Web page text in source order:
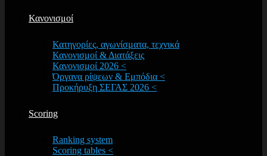
Κανονισμοί
Κατηγορίες, αγωνίσματα, τεχνικά
Κανονισμοί & Διατάξεις
Κανονισμοί 2026 <
Όργανα ρίψεων & Εμπόδια <
Προκήρυξη ΣΕΓΑΣ 2026 <
Scoring
Ranking system
Scoring tables <